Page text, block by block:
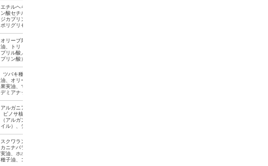
エチルヘキサ
ン酸セチル、
ジカプリン酸
ポリグリセリ
ソステアリン
酸ポリグリセ
リル－１０
など
オリーブ果実
油、トリ（カ
プリル酸／カ
プリン酸）グ
スキオレイン
酸ポリグリセ
リル－２、ホ
ホバ種子油
など
ツバキ種子
油、オリーブ
果実油、マカ
デミアナッツ
種子油、コメ
胚芽油、パー
ム油、ブドウ
種子油、ルリ
ジサ種子油
など
アルガニアス
ピノサ核油
（アルガンオ
イル）、テト
ソルベス-3
0、セスキオ
レイン酸ソル
ビタン、香
料、ほか
スクワラン、
カニナバラ果
実油、ホホバ
種子油、コメ